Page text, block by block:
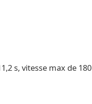
s, vitesse max de 180